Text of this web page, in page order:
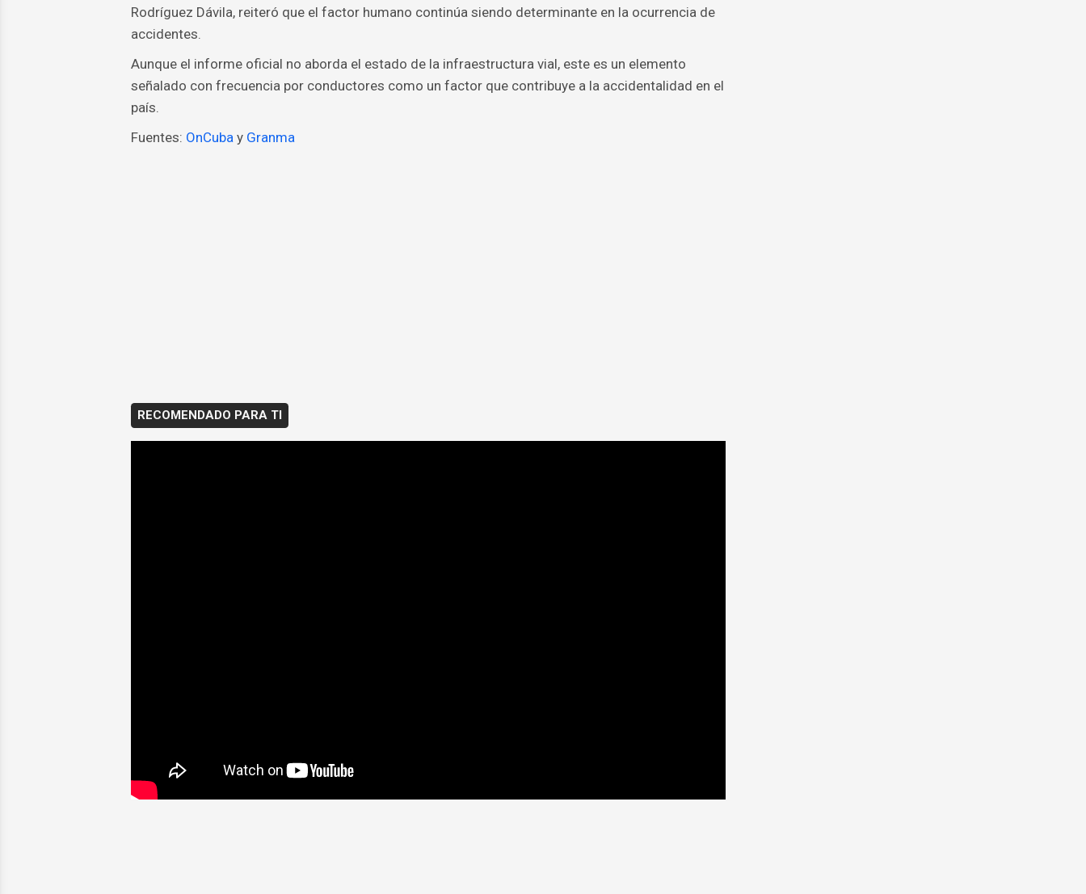
Rodríguez Dávila, reiteró que el factor humano continúa siendo determinante en la ocurrencia de
accidentes.
Aunque el informe oficial no aborda el estado de la infraestructura vial, este es un elemento
señalado con frecuencia por conductores como un factor que contribuye a la accidentalidad en el
país.
Fuentes: OnCuba y Granma
RECOMENDADO PARA TI